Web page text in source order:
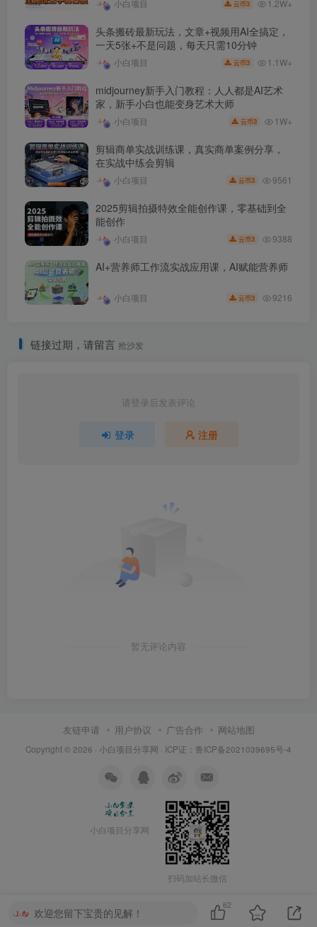
小白项目 云币3 1.2W+
头条搬砖最新玩法，文章+视频用AI全搞定，
一天5张+不是问题，每天只需10分钟
小白项目 云币3 1.1W+
midjourney新手入门教程：人人都是AI艺术
家，新手小白也能变身艺术大师
小白项目 云币3 1W+
剪辑商单实战训练课，真实商单案例分享，
在实战中练会剪辑
小白项目 云币3 9561
2025剪辑拍摄特效全能创作课，零基础到全
能创作
小白项目 云币3 9388
AI+营养师工作流实战应用课，AI赋能营养师
小白项目 云币3 9216
链接过期，请留言 抢沙发
请登录后发表评论
登录 注册
暂无评论内容
友链申请 用户协议 广告合作 网站地图
Copyright © 2026 · 小白项目分享网 · ICP证： 鲁ICP备2021039695号-4
小白项目分享网
扫码加站长微信
欢迎您留下宝贵的见解！
62